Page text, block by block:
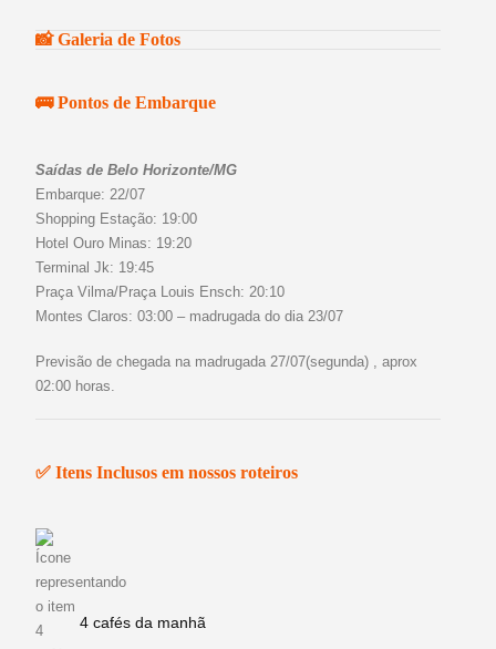
📸 Galeria de Fotos
🚌 Pontos de Embarque
Saídas de Belo Horizonte/MG
Embarque: 22/07
Shopping Estação: 19:00
Hotel Ouro Minas: 19:20
Terminal Jk: 19:45
Praça Vilma/Praça Louis Ensch: 20:10
Montes Claros: 03:00 – madrugada do dia 23/07
Previsão de chegada na madrugada 27/07(segunda) , aprox
02:00 horas.
✅ Itens Inclusos em nossos roteiros
4 cafés da manhã